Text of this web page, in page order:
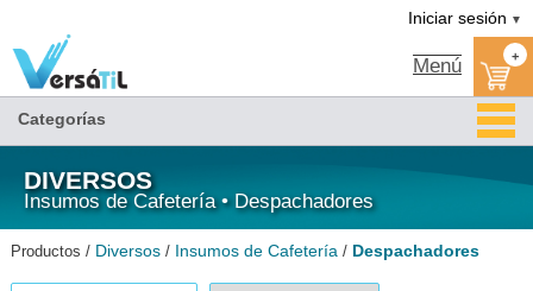
Iniciar sesión ▼
Menú +
Categorías
DIVERSOS
Insumos de Cafetería • Despachadores
Productos / Diversos / Insumos de Cafetería / Despachadores